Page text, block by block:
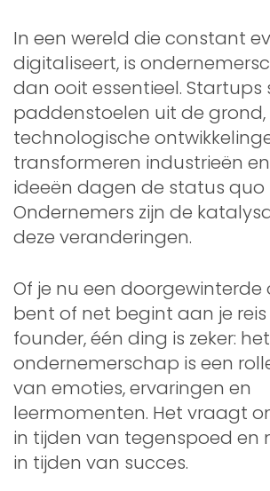
In een wereld die constant
digitaliseert, is
dan ooit essentieel. Startups
paddenstoelen uit de grond,
technologische
transformeren industrieën
ideeën dagen de status quo
Ondernemers zijn de
deze veranderingen.
Of je nu een
bent of net begint aan je
founder, één ding is zeker: het
ondernemerschap is een
van emoties, ervaringen en
leermomenten. Het vraagt
in tijden van tegenspoed en
in tijden van succes.